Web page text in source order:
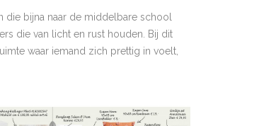
bijna naar de middelbare school
die van licht en rust houden. Bij dit
waar iemand zich prettig in voelt,